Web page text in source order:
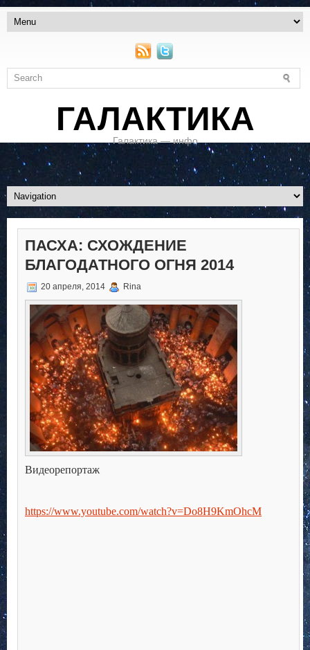
ГАЛАКТИКА
Галактика — инфо
ПАСХА: СХОЖДЕНИЕ
БЛАГОДАТНОГО ОГНЯ 2014
20 апреля, 2014 Rina
Видеорепортаж
https://www.youtube.com/watch?v=Do8H9KmOhcM